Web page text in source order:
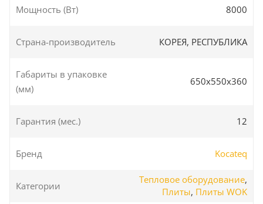
Мощность (Вт) 8000
Страна-производитель КОРЕЯ, РЕСПУБЛИКА
Габариты в упаковке
(мм)
650x550x360
Гарантия (мес.) 12
Бренд Kocateq
Категории
Тепловое оборудование,
Плиты, Плиты WOK